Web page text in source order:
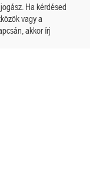
Ha kérdésed
vagy a
akkor írj